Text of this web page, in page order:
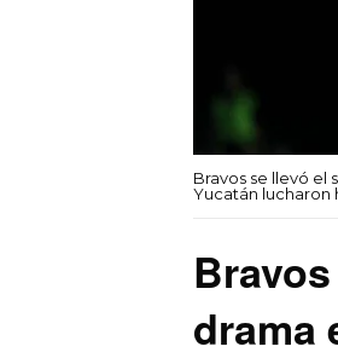
Bravos se llevó el
Yucatán lucharon
drama